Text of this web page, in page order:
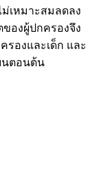
เหมาะสมลดลง
องผู้ปกครองจึง
รองและเด็ก และ
นตอนต้น